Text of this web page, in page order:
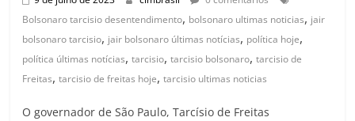
Bolsonaro tarcisio desentendimento, bolsonaro ultimas noticias, jair
bolsonaro tarcisio, jair bolsonaro últimas notícias, política hoje,
política últimas notícias,tarcisio,tarcisio bolsonaro,tarcisio de
Freitas,tarcisio de freitas hoje,tarcisio ultimas noticias
O governador de São Paulo, Tarcísio de Freitas